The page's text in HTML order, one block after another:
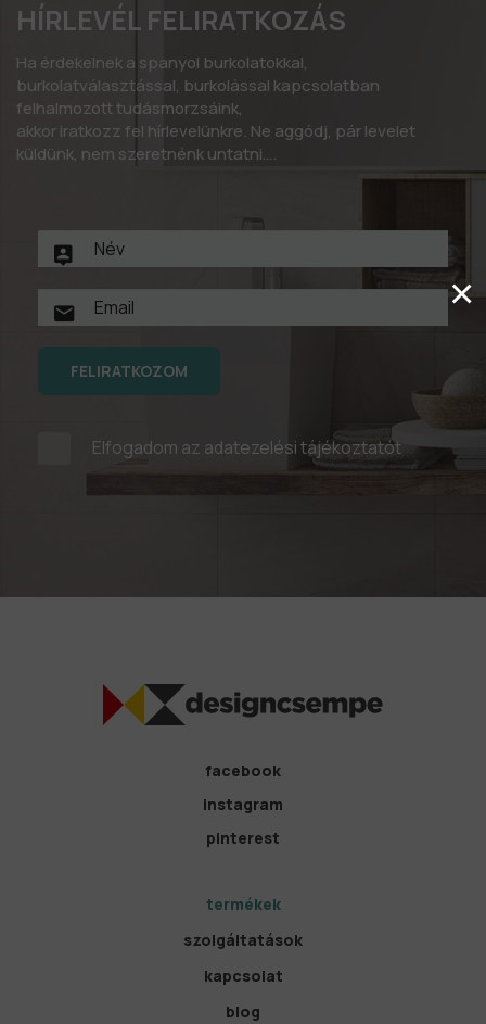
HÍRLEVÉL FELIRATKOZÁS
Ha érdekelnek a spanyol burkolatokkal,
burkolatválasztással, burkolással kapcsolatban
felhalmozott tudásmorzsáink,
akkor iratkozz fel hírlevelünkre. Ne aggódj, pár levelet
küldünk, nem szeretnénk untatni….
FELIRATKOZOM
Elfogadom az adatezelési tájékoztatót
facebook
instagram
pinterest
termékek
szolgáltatások
kapcsolat
blog
×